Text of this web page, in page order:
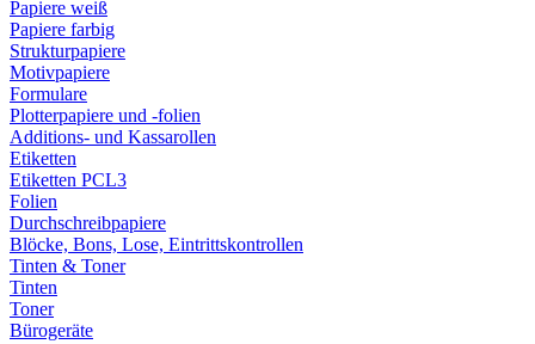
Papiere weiß
Papiere farbig
Strukturpapiere
Motivpapiere
Formulare
Plotterpapiere und -folien
Additions- und Kassarollen
Etiketten
Etiketten PCL3
Folien
Durchschreibpapiere
Blöcke, Bons, Lose, Eintrittskontrollen
Tinten & Toner
Tinten
Toner
Bürogeräte